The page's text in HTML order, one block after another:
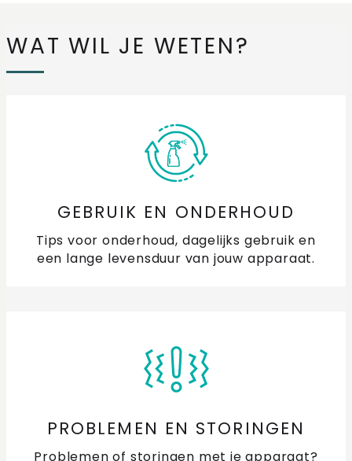
WAT WIL JE WETEN?
GEBRUIK EN ONDERHOUD
Tips voor onderhoud, dagelijks gebruik en
een lange levensduur van jouw apparaat.
PROBLEMEN EN STORINGEN
Problemen of storingen met je apparaat?